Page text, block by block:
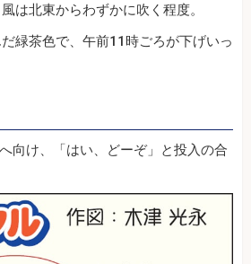
は北東からわずかに吹く程度。
緑茶色で、午前11時ごろが下げいっ
向け、「はい、どーぞ」と投入の合